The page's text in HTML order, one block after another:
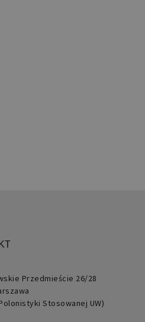
Przedmieście 26/28
Stosowanej UW)